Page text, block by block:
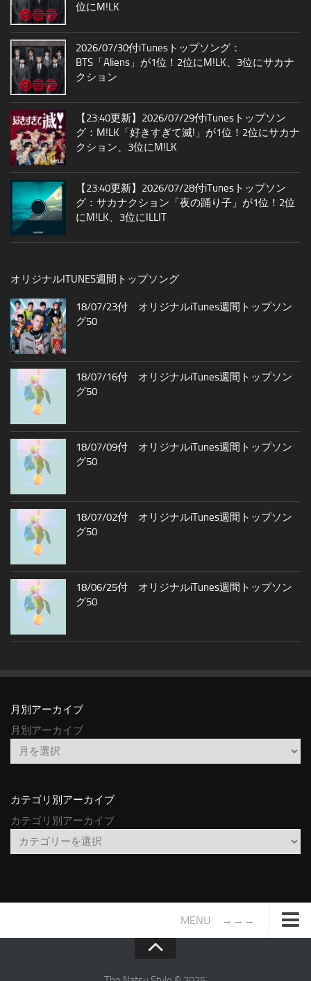
位にM!LK
2026/07/30付iTunesトップソング：
BTS「Aliens」が1位！2位にM!LK、3位にサカナ
クション
【23:40更新】2026/07/29付iTunesトップソン
グ：M!LK「好きすぎて滅!」が1位！2位にサカナ
クション、3位にM!LK
【23:40更新】2026/07/28付iTunesトップソン
グ：サカナクション「夜の踊り子」が1位！2位
にM!LK、3位にILLIT
オリジナルITUNES週間トップソング
18/07/23付 オリジナルiTunes週間トップソン
グ50
18/07/16付 オリジナルiTunes週間トップソン
グ50
18/07/09付 オリジナルiTunes週間トップソン
グ50
18/07/02付 オリジナルiTunes週間トップソン
グ50
18/06/25付 オリジナルiTunes週間トップソン
グ50
月別アーカイブ
月別アーカイブ
カテゴリ別アーカイブ
カテゴリ別アーカイブ
MENU →→→